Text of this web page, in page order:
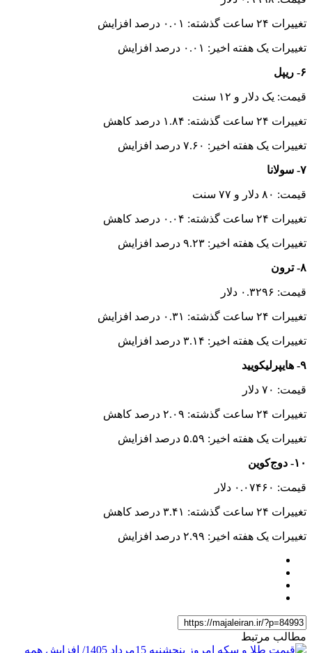
تغییرات ۲۴ ساعت گذشته: ۰.۰۱ درصد افزایش
تغییرات یک هفته اخیر: ۰.۰۱ درصد افزایش
۶- ریپل
قیمت: یک دلار و ۱۲ سنت
تغییرات ۲۴ ساعت گذشته: ۱.۸۴ درصد کاهش
تغییرات یک هفته اخیر: ۷.۶۰ درصد افزایش
۷- سولانا
قیمت: ۸۰ دلار و ۷۷ سنت
تغییرات ۲۴ ساعت گذشته: ۰.۰۴ درصد کاهش
تغییرات یک هفته اخیر: ۹.۲۳ درصد افزایش
۸- ترون
قیمت: ۰.۳۲۹۶ دلار
تغییرات ۲۴ ساعت گذشته: ۰.۳۱ درصد افزایش
تغییرات یک هفته اخیر: ۳.۱۴ درصد افزایش
۹- هایپرلیکویید
قیمت: ۷۰ دلار
تغییرات ۲۴ ساعت گذشته: ۲.۰۹ درصد کاهش
تغییرات یک هفته اخیر: ۵.۵۹ درصد افزایش
۱۰- دوج‌کوین
قیمت: ۰.۰۷۴۶۰ دلار
تغییرات ۲۴ ساعت گذشته: ۳.۴۱ درصد کاهش
تغییرات یک هفته اخیر: ۲.۹۹ درصد افزایش
مطالب مرتبط